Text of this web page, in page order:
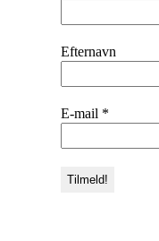
Efternavn
E-mail *